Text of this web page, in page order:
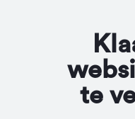
te